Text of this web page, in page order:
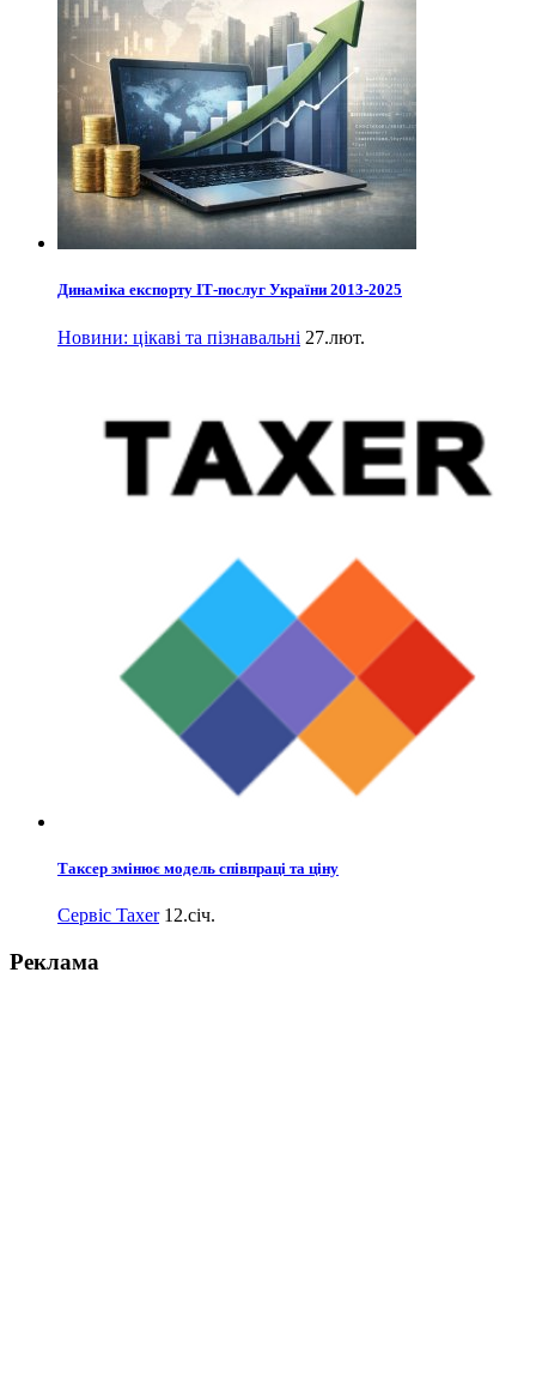
Динаміка експорту ІТ-послуг України 2013-2025
Новини: цікаві та пізнавальні 27.лют.
Таксер змінює модель співпраці та ціну
Сервіс Taxer 12.січ.
Реклама